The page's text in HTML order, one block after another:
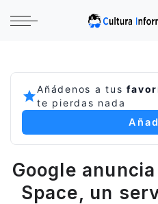
Añádenos a tus
te pierdas nada
Google
Space, un